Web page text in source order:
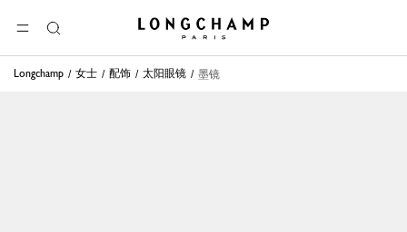
选单
搜
索
Longchamp - 主页
Longchamp 女士 配饰 太阳眼镜 墨镜